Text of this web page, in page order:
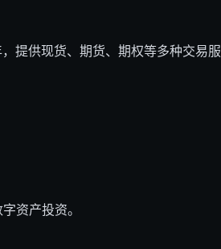
提供现货、期货、期权等多种交易服
资产投资。